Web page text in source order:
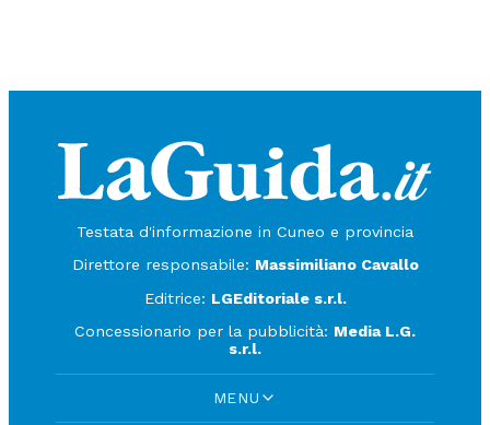
Testata d'informazione in Cuneo e provincia
Direttore responsabile: Massimiliano Cavallo
Editrice: LGEditoriale s.r.l.
Concessionario per la pubblicità: Media L.G.
s.r.l.
MENU